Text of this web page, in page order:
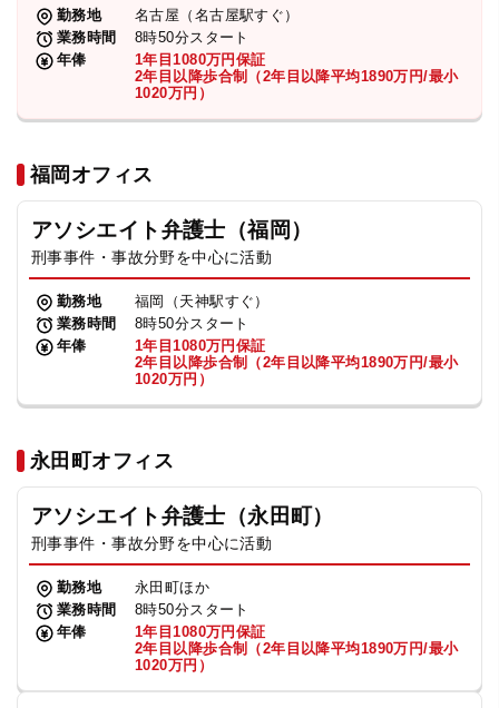
勤務地
名古屋（名古屋駅すぐ）
業務時間
8時50分スタート
年俸
1年目1080万円保証
2年目以降歩合制（2年目以降平均1890万円/最小
1020万円）
福岡オフィス
アソシエイト弁護士（福岡）
刑事事件・事故分野を中心に活動
勤務地
福岡（天神駅すぐ）
業務時間
8時50分スタート
年俸
1年目1080万円保証
2年目以降歩合制（2年目以降平均1890万円/最小
1020万円）
永田町オフィス
アソシエイト弁護士（永田町）
刑事事件・事故分野を中心に活動
勤務地
永田町ほか
業務時間
8時50分スタート
年俸
1年目1080万円保証
2年目以降歩合制（2年目以降平均1890万円/最小
1020万円）